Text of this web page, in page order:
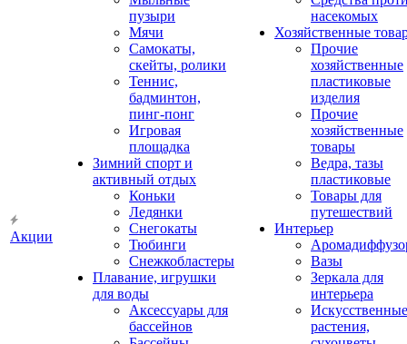
Акции
пузыри
Мячи
Самокаты,
скейты, ролики
Теннис,
бадминтон,
пинг-понг
Игровая
площадка
Зимний спорт и
активный отдых
Коньки
Ледянки
Снегокаты
Тюбинги
Снежкобластеры
Плавание, игрушки
для воды
Аксессуары для
бассейнов
насекомых
Хозяйственные
Прочие
хозяйственные
пластиковые
изделия
Прочие
хозяйственные
товары
Ведра, тазы
пластиковые
Товары для
путешествий
Интерьер
Вазы
Зеркала для
интерьера
Искусственные
растения,